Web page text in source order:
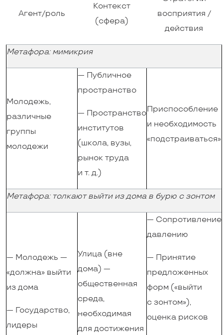
Агент/роль
Контекст
(сфера)
восприятия /
действия
Метафора: мимикрия
Молодежь,
различные
группы
молодежи
— Публичное
пространство
— Пространство
институтов
(школа, вузы,
рынок труда
и т. д.)
Приспособление
и необходимость
«подстраиваться»
Метафора: толкают выйти из дома в бурю с зонтом
— Молодежь —
«должна» выйти
из дома
— Государство,
лидеры
Улица (вне
дома) —
общественная
среда,
необходимая
для достижения
— Сопротивление
давлению
— Принятие
предложенных
форм («выйти
с зонтом»),
оценка рисков